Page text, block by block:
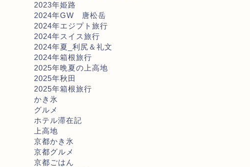
2023年姫路
2024年GW 唐松岳
2024年エジプト旅行
2024年スイス旅行
2024年夏_利尻＆礼文
2024年箱根旅行
2025年晩夏の上高地
2025年秋田
2025年箱根旅行
かき氷
グルメ
ホテル滞在記
上高地
京都かき氷
京都グルメ
京都ごはん